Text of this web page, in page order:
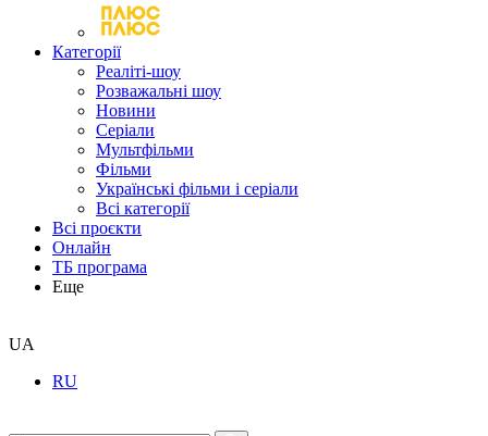
Категорії
Реаліті-шоу
Розважальні шоу
Новини
Серіали
Мультфільми
Фільми
Українські фільми і серіали
Всі категорії
Всі проєкти
Онлайн
ТБ програма
Еще
UA
RU